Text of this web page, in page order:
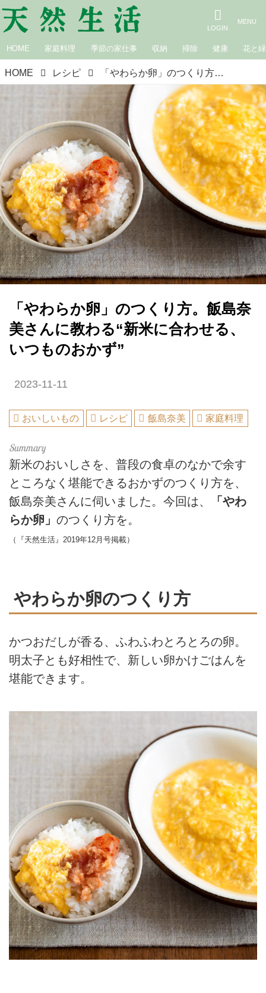
HOME 家庭料理 季節の家仕事 収納 掃除 健康 花と緑
HOME レシピ 「やわらか卵」のつくり方。飯島奈美さんに教わる“新米に合わせる、いつものおかず”
「やわらか卵」のつくり方。飯島奈
美さんに教わる“新米に合わせる、
いつものおかず”
2023-11-11
おいしいもの レシピ 飯島奈美 家庭料理
新米のおいしさを、普段の食卓のなかで余す
ところなく堪能できるおかずのつくり方を、
飯島奈美さんに伺いました。今回は、
「やわ
らか卵」 のつくり方を。
（『天然生活』2019年12月号掲載）
やわらか卵のつくり方
かつおだしが香る、ふわふわとろとろの卵。
明太子とも好相性で、新しい卵かけごはんを
堪能できます。